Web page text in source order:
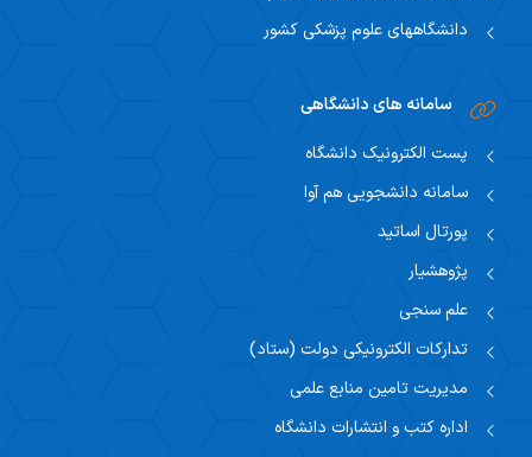
دانشگاههای علوم پزشکی کشور
سامانه های دانشگاهی
پست الکترونیک دانشگاه
سامانه دانشجویی هم آوا
پورتال اساتید
پژوهشیار
علم سنجی
تدارکات الکترونیکی دولت (ستاد)
مدیریت تامین منابع علمی
اداره کتب و انتشارات دانشگاه